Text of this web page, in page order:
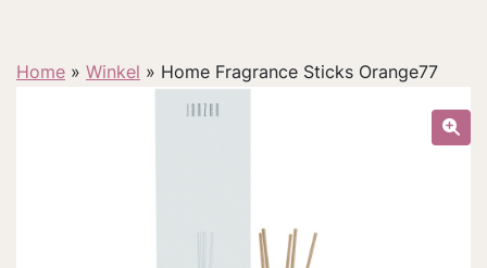
Home » Winkel » Home Fragrance Sticks Orange77